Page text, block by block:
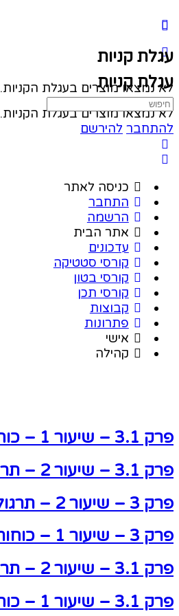
עגלת קניות
לא נמצאו מוצרים בעגלת הקניות.
להתחבר להירשם
עגלת קניות
לא נמצאו מוצרים בעגלת הקניות.
כניסה לאתר
התחבר
הרשמה
אתר הבית
עדכונים
קורסי סטטיקה
קורסי בטון
קורסי תכן
קבוצות
פתרונות
אישי
קהילה
פרק 3.1 – שיעור 1 – כוחות ציריים
פרק 3.1 – שיעור 2 – תרגול
פרק 3 – שיעור 2 – תרגול
פרק 3 – שיעור 1 – כוחות ציריים
פרק 3.1 – שיעור 2 – תרגול
פרק 3.1 – שיעור 1 – כוחות ציריים